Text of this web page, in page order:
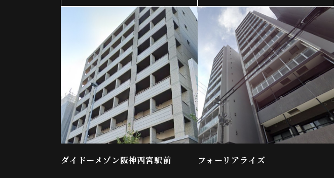
ダイドーメゾン阪神西宮駅前 フォーリアライズ